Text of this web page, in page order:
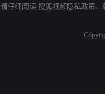
请仔细阅读 搜狐视频隐私政策、